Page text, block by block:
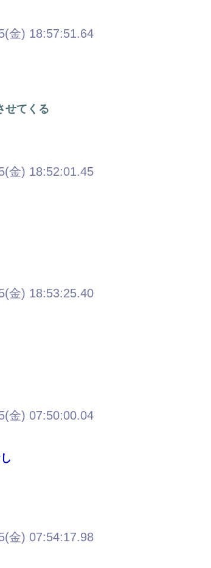
金) 18:57:51.64
せてくる
金) 18:52:01.45
金) 18:53:25.40
金) 07:50:00.04
金) 07:54:17.98